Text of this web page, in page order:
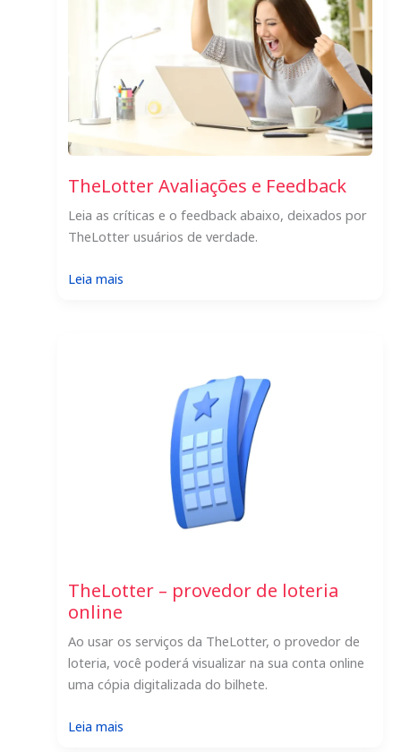
forma
anônima?
TheLotter Avaliações e Feedback
Leia as críticas e o feedback abaixo, deixados por
TheLotter usuários de verdade.
Leia mais:
TheLotter – provedor de loteria
online
Ao usar os serviços da TheLotter, o provedor de
loteria, você poderá visualizar na sua conta online
uma cópia digitalizada do bilhete.
Leia mais: